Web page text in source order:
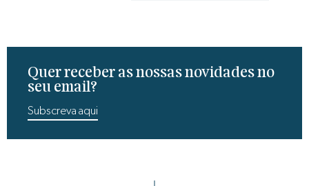
Quer receber as nossas novidades no
seu email?
Subscreva aqui